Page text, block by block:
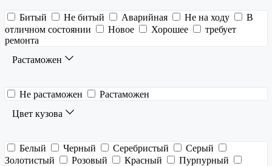
Битый Не битый Аварийная Не на ходу
В
отличном состоянии
Новое Хорошее
требует
ремонта
Растаможен
Не растаможен
Растаможен
Цвет кузова
Белый Черный Серебристый
Серый
Золотистый
Розовый Красный
Пурпурный